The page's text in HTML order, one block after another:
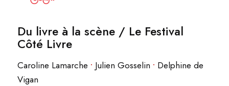
Du livre à la scène / Le Festival
Côté Livre
Caroline Lamarche • Julien Gosselin • Delphine de
Vigan